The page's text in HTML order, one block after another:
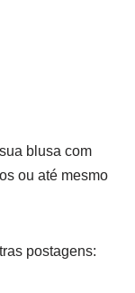
blusa com
ou até mesmo
postagens: